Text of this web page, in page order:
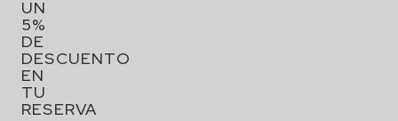
UN
5%
DE
DESCUENTO
EN
TU
RESERVA